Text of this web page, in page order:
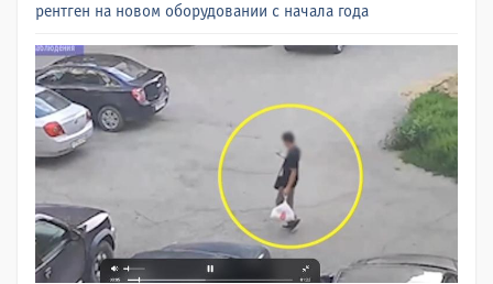
рентген на новом оборудовании с начала года